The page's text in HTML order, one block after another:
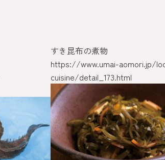
すき昆布の煮物
https://www.umai-aomori.jp/
cuisine/detail_173.html